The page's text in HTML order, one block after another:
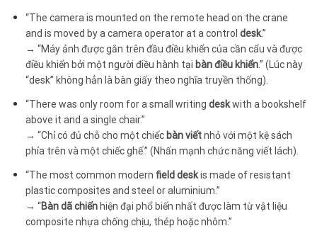
“The camera is mounted on the remote head on the crane
and is moved by a camera operator at a control desk.”
→ “Máy ảnh được gắn trên đầu điều khiển của cần cẩu và được
điều khiển bởi một người điều hành tại bàn điều khiển.” (Lúc này
“desk” không hẳn là bàn giấy theo nghĩa truyền thống).
“There was only room for a small writing deskwith a bookshelf
above it and a single chair.”
→ “Chỉ có đủ chỗ cho một chiếc bàn viếtnhỏ với một kệ sách
phía trên và một chiếc ghế.” (Nhấn mạnh chức năng viết lách).
“The most common modern field deskis made of resistant
plastic composites and steel or aluminium.”
→ “Bàn dã chiếnhiện đại phổ biến nhất được làm từ vật liệu
composite nhựa chống chịu, thép hoặc nhôm.”